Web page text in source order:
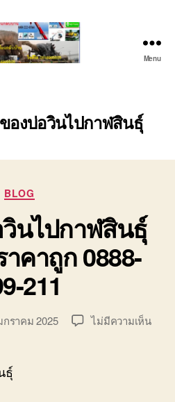
เครื่องจักร
ระยอง
(บริษัท
พาณิชย์
บริการ
รถยก
รถ
รับจ้าง
ใน
เขต
บ่อ
วิน
Menu
องบ่อวินไปกาฬสินธุ์
Categories
BLOG
นไปกาฬสินธุ์
คาถูก 0888-
211
กราคม 2025 ไม่มีความเห็นบน
ธุ์